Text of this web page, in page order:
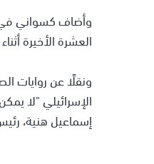
وأضاف كسواني في
العشرة الأخيرة
ونقلًا عن روايات
الإسرائيلي "لا
إسماعيل هنية،